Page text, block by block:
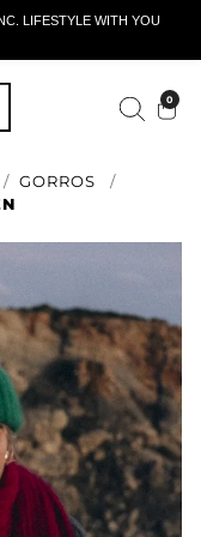
LIFESTYLE WITH YOU
0
GORROS
ACTIVO